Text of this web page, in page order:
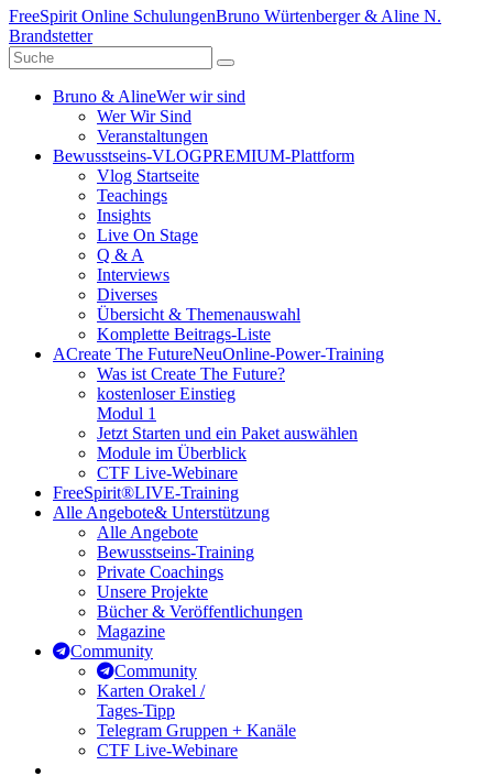
FreeSpirit Online SchulungenBruno Würtenberger & Aline N.
Brandstetter
Bruno & AlineWer wir sind
Wer Wir Sind
Veranstaltungen
Bewusstseins-VLOGPREMIUM-Plattform
Vlog Startseite
Teachings
Insights
Live On Stage
Q & A
Interviews
Diverses
Übersicht & Themenauswahl
Komplette Beitrags-Liste
ACreate The FutureNeuOnline-Power-Training
Was ist Create The Future?
kostenloser Einstieg
Modul 1
Jetzt Starten und ein Paket auswählen
Module im Überblick
CTF Live-Webinare
FreeSpirit®LIVE-Training
Alle Angebote& Unterstützung
Alle Angebote
Bewusstseins-Training
Private Coachings
Unsere Projekte
Bücher & Veröffentlichungen
Magazine
Community
Community
Karten Orakel /
Tages-Tipp
Telegram Gruppen + Kanäle
CTF Live-Webinare